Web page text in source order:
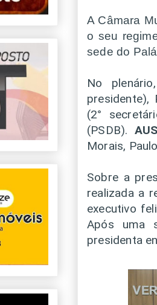
A Câmara
o seu
sede do
No
presidente),
(2°
(PSDB).
Morais,
Sobre a
realizada a
executivo
Após uma
presidenta